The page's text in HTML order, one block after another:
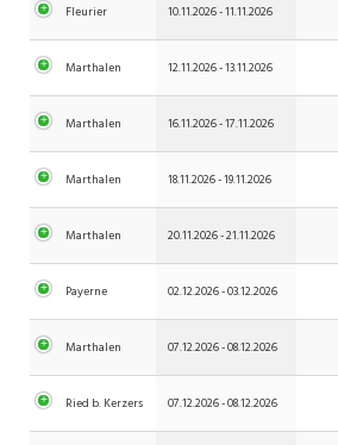
Fleurier 10.11.2026 - 11.11.2026
Marthalen 12.11.2026 - 13.11.2026
Marthalen 16.11.2026 - 17.11.2026
Marthalen 18.11.2026 - 19.11.2026
Marthalen 20.11.2026 - 21.11.2026
Payerne 02.12.2026 - 03.12.2026
Marthalen 07.12.2026 - 08.12.2026
Ried b. Kerzers 07.12.2026 - 08.12.2026